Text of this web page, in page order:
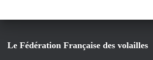
Le Fédération Française des volailles